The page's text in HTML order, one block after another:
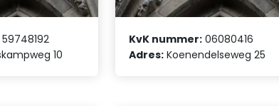
59748192
10
KvK nummer: 06080416
Adres: Koenendelseweg 25